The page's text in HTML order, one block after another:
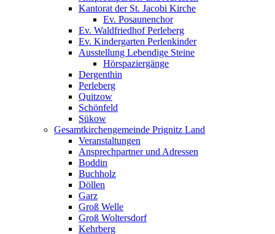
Kantorat der St. Jacobi Kirche
Ev. Posaunenchor
Ev. Waldfriedhof Perleberg
Ev. Kindergarten Perlenkinder
Ausstellung Lebendige Steine
Hörspaziergänge
Dergenthin
Perleberg
Quitzow
Schönfeld
Sükow
Gesamtkirchengemeinde Prignitz Land
Veranstaltungen
Ansprechpartner und Adressen
Boddin
Buchholz
Döllen
Garz
Groß Welle
Groß Woltersdorf
Kehrberg